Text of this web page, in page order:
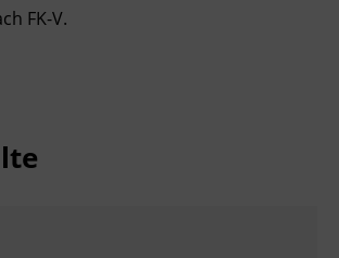
FK-V.